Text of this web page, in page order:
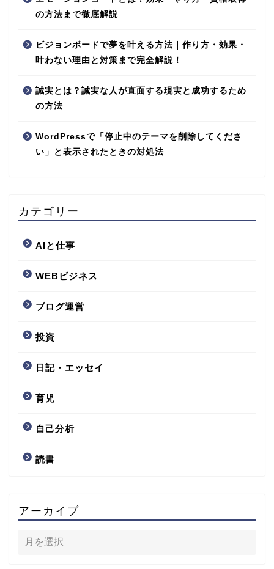
の方法まで徹底解説
ビジョンボードで夢を叶える方法｜作り方・効果・
叶わない理由と対策まで完全解説！
誠実とは？誠実な人が直面する現実と成功するため
の方法
WordPressで「停止中のテーマを削除してくださ
い」と表示されたときの対処法
カテゴリー
AIと仕事
WEBビジネス
ブログ運営
投資
日記・エッセイ
育児
自己分析
読書
アーカイブ